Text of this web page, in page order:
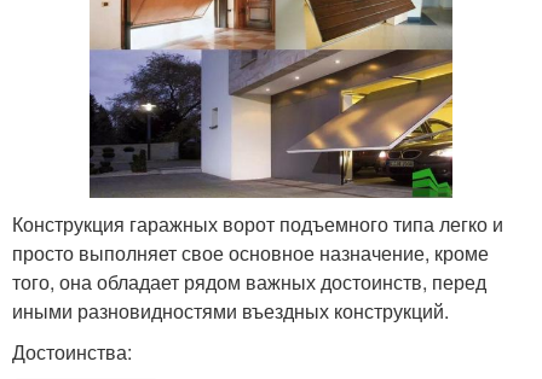
Конструкция гаражных ворот подъемного типа легко и
просто выполняет свое основное назначение, кроме
того, она обладает рядом важных достоинств, перед
иными разновидностями въездных конструкций.
Достоинства: